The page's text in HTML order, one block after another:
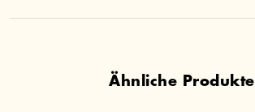
Ähnliche Produkte